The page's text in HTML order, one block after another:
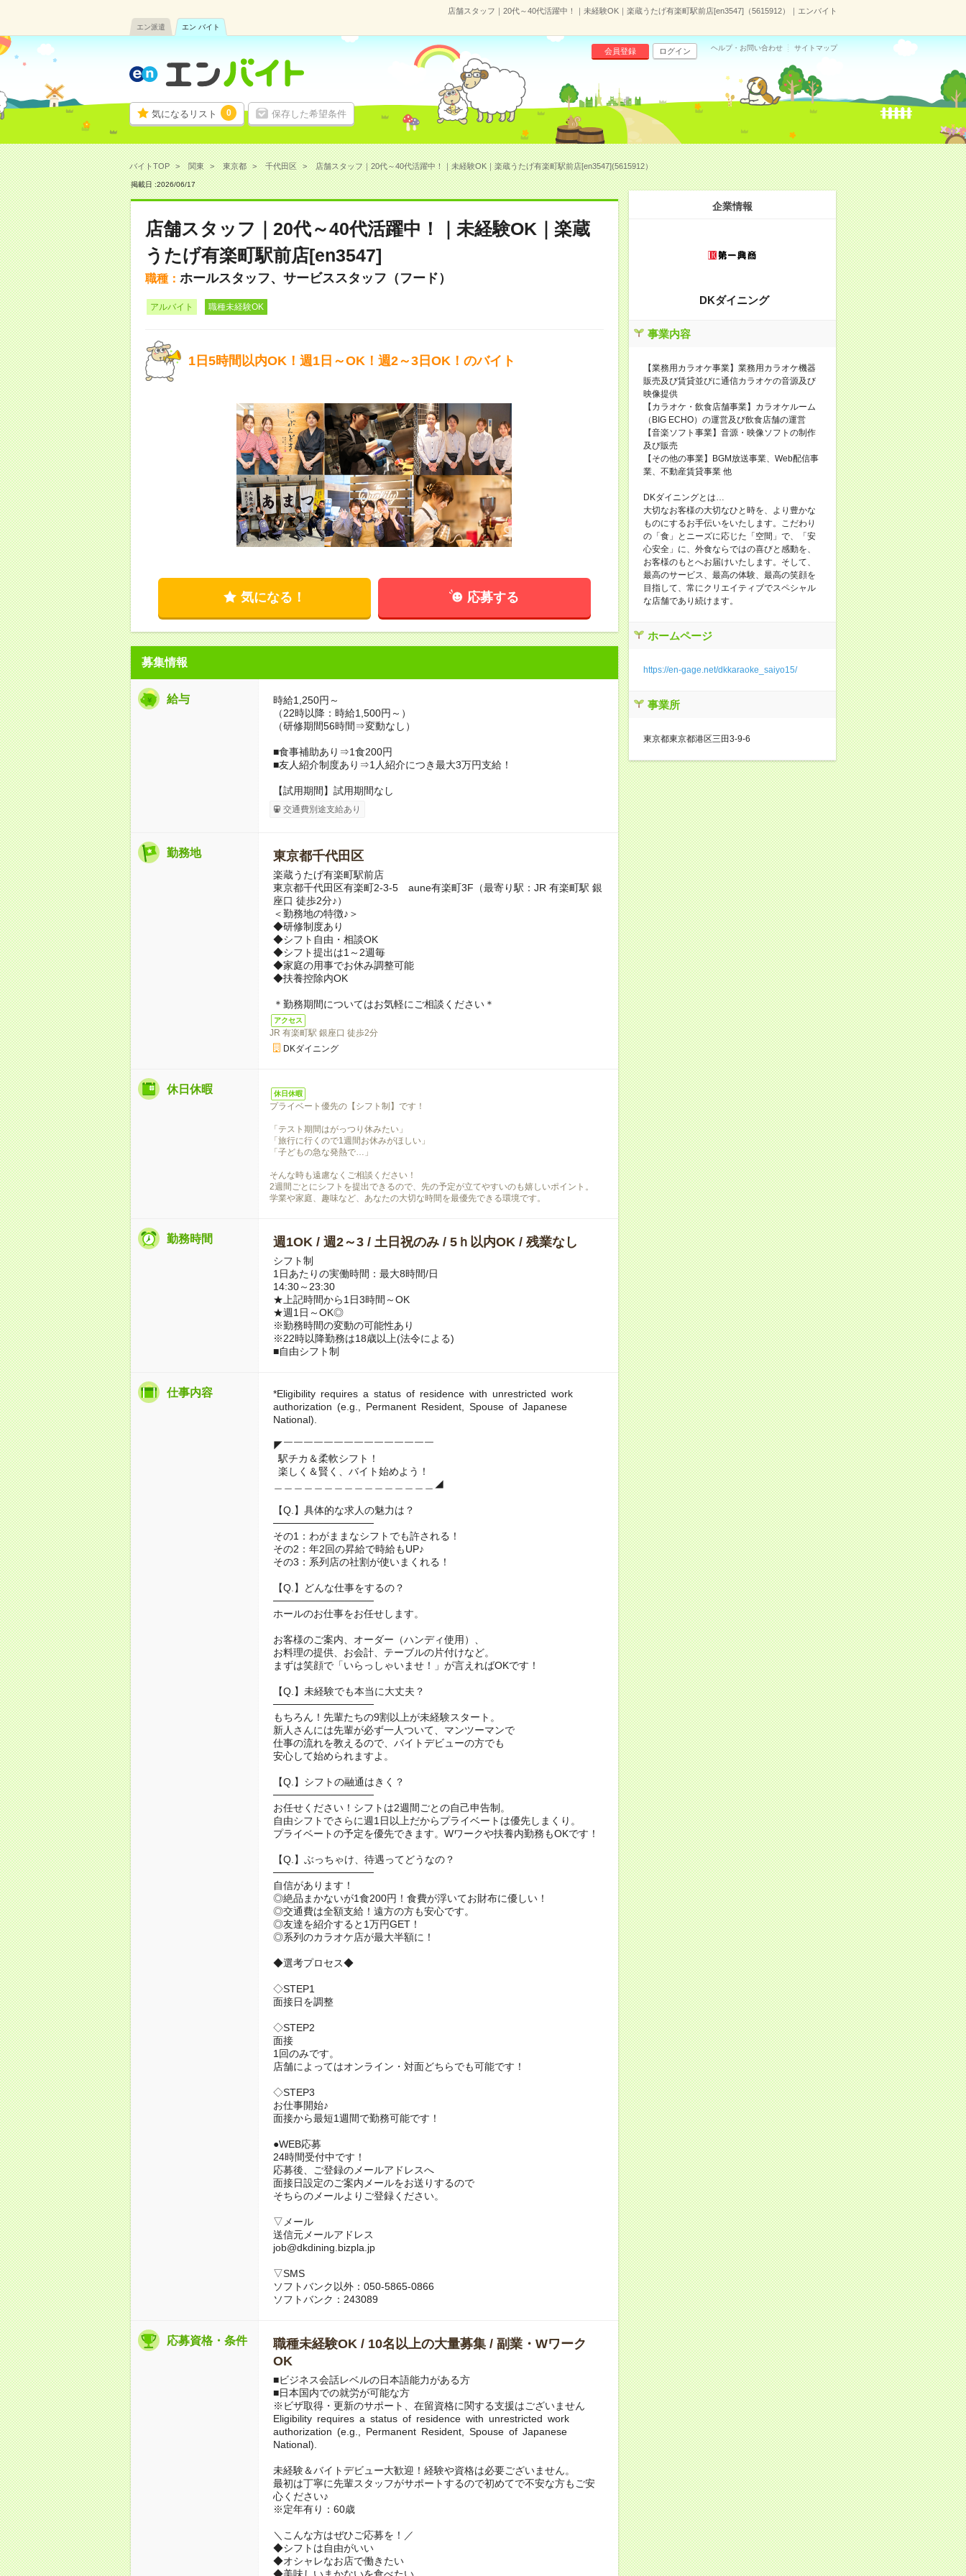
店舗スタッフ｜20代～40代活躍中！｜未経験OK｜楽蔵うたげ有楽町駅前店[en3547]（5615912）｜エンバイト
エン派遣 エン バイト
気になるリスト 0 保存した希望条件
会員登録 ログイン ヘルプ・お問い合わせ サイトマップ
バイトTOP 関東 東京都 千代田区 店舗スタッフ｜20代～40代活躍中！｜未経験OK｜楽蔵うたげ有楽町駅前店[en3547](5615912）
掲載日 :2026/06/17
店舗スタッフ｜20代～40代活躍中！｜未経験OK｜楽蔵
うたげ有楽町駅前店[en3547]
職種： ホールスタッフ、サービススタッフ（フード）
アルバイト 職種未経験OK
1日5時間以内OK！週1日～OK！週2～3日OK！のバイト
気になる！ 応募する
募集情報
給与
時給1,250円～
（22時以降：時給1,500円～）
（研修期間56時間⇒変動なし）
■食事補助あり⇒1食200円
■友人紹介制度あり⇒1人紹介につき最大3万円支給！
【試用期間】試用期間なし
交通費別途支給あり
勤務地 東京都千代田区
楽蔵うたげ有楽町駅前店
東京都千代田区有楽町2-3-5 aune有楽町3F（最寄り駅：JR 有楽町駅 銀
座口 徒歩2分♪）
＜勤務地の特徴♪＞
◆研修制度あり
◆シフト自由・相談OK
◆シフト提出は1～2週毎
◆家庭の用事でお休み調整可能
◆扶養控除内OK
＊勤務期間についてはお気軽にご相談ください＊
アクセス
JR 有楽町駅 銀座口 徒歩2分
DKダイニング
休日休暇 休日休暇
プライベート優先の【シフト制】です！
「テスト期間はがっつり休みたい」
「旅行に行くので1週間お休みがほしい」
「子どもの急な発熱で…」
そんな時も遠慮なくご相談ください！
2週間ごとにシフトを提出できるので、先の予定が立てやすいのも嬉しいポイント。
学業や家庭、趣味など、あなたの大切な時間を最優先できる環境です。
勤務時間 週1OK / 週2～3 / 土日祝のみ / 5ｈ以内OK / 残業なし
シフト制
1日あたりの実働時間：最大8時間/日
14:30～23:30
★上記時間から1日3時間～OK
★週1日～OK◎
※勤務時間の変動の可能性あり
※22時以降勤務は18歳以上(法令による)
■自由シフト制
仕事内容
*Eligibility requires a status of residence with unrestricted work
authorization (e.g., Permanent Resident, Spouse of Japanese
National).
◤￣￣￣￣￣￣￣￣￣￣￣￣￣￣￣
駅チカ＆柔軟シフト！
楽しく＆賢く、バイト始めよう！
＿＿＿＿＿＿＿＿＿＿＿＿＿＿＿＿◢
【Q.】具体的な求人の魅力は？
──────────────
その1：わがままなシフトでも許される！
その2：年2回の昇給で時給もUP♪
その3：系列店の社割が使いまくれる！
【Q.】どんな仕事をするの？
──────────────
ホールのお仕事をお任せします。
お客様のご案内、オーダー（ハンディ使用）、
お料理の提供、お会計、テーブルの片付けなど。
まずは笑顔で「いらっしゃいませ！」が言えればOKです！
【Q.】未経験でも本当に大丈夫？
──────────────
もちろん！先輩たちの9割以上が未経験スタート。
新人さんには先輩が必ず一人ついて、マンツーマンで
仕事の流れを教えるので、バイトデビューの方でも
安心して始められますよ。
【Q.】シフトの融通はきく？
──────────────
お任せください！シフトは2週間ごとの自己申告制。
自由シフトでさらに週1日以上だからプライベートは優先しまくり。
プライベートの予定を優先できます。Wワークや扶養内勤務もOKです！
【Q.】ぶっちゃけ、待遇ってどうなの？
──────────────
自信があります！
◎絶品まかないが1食200円！食費が浮いてお財布に優しい！
◎交通費は全額支給！遠方の方も安心です。
◎友達を紹介すると1万円GET！
◎系列のカラオケ店が最大半額に！
◆選考プロセス◆
◇STEP1
面接日を調整
◇STEP2
面接
1回のみです。
店舗によってはオンライン・対面どちらでも可能です！
◇STEP3
お仕事開始♪
面接から最短1週間で勤務可能です！
●WEB応募
24時間受付中です！
応募後、ご登録のメールアドレスへ
面接日設定のご案内メールをお送りするので
そちらのメールよりご登録ください。
▽メール
送信元メールアドレス
job@dkdining.bizpla.jp
▽SMS
ソフトバンク以外：050-5865-0866
ソフトバンク：243089
応募資格・条件
職種未経験OK / 10名以上の大量募集 / 副業・Wワーク
OK
■ビジネス会話レベルの日本語能力がある方
■日本国内での就労が可能な方
※ビザ取得・更新のサポート、在留資格に関する支援はございません
Eligibility requires a status of residence with unrestricted work
authorization (e.g., Permanent Resident, Spouse of Japanese
National).
未経験＆バイトデビュー大歓迎！経験や資格は必要ございません。
最初は丁寧に先輩スタッフがサポートするので初めてで不安な方もご安
心ください♪
※定年有り：60歳
＼こんな方はぜひご応募を！／
◆シフトは自由がいい
◆オシャレなお店で働きたい
◆美味しいまかないを食べたい
企業情報
DKダイニング
事業内容
【業務用カラオケ事業】業務用カラオケ機器
販売及び賃貸並びに通信カラオケの音源及び
映像提供
【カラオケ・飲食店舗事業】カラオケルーム
（BIG ECHO）の運営及び飲食店舗の運営
【音楽ソフト事業】音源・映像ソフトの制作
及び販売
【その他の事業】BGM放送事業、Web配信事
業、不動産賃貸事業 他
DKダイニングとは…
大切なお客様の大切なひと時を、より豊かな
ものにするお手伝いをいたします。こだわり
の「食」とニーズに応じた「空間」で、「安
心安全」に、外食ならではの喜びと感動を、
お客様のもとへお届けいたします。そして、
最高のサービス、最高の体験、最高の笑顔を
目指して、常にクリエイティブでスペシャル
な店舗であり続けます。
ホームページ
https://en-gage.net/dkkaraoke_saiyo15/
事業所
東京都東京都港区三田3-9-6